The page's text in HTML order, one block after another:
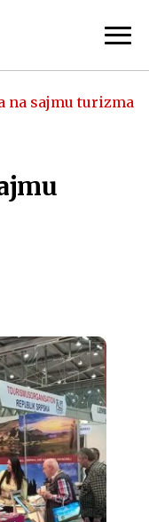
na sajmu turizma